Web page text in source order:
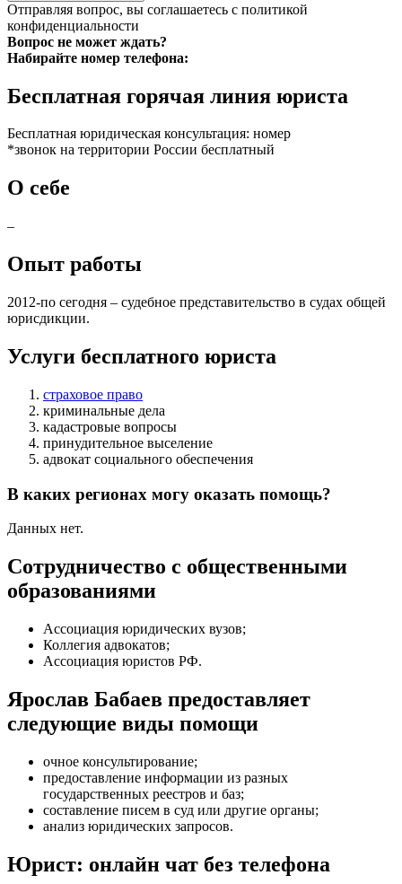
Отправляя вопрос, вы соглашаетесь с политикой
конфиденциальности
Вопрос не может ждать?
Набирайте номер телефона:
Бесплатная горячая линия юриста
Бесплатная юридическая консультация: номер
*звонок на территории России бесплатный
О себе
–
Опыт работы
2012-по сегодня – судебное представительство в судах общей
юрисдикции.
Услуги бесплатного юриста
страховое право
криминальные дела
кадастровые вопросы
принудительное выселение
адвокат социального обеспечения
В каких регионах могу оказать помощь?
Данных нет.
Сотрудничество с общественными
образованиями
Ассоциация юридических вузов;
Коллегия адвокатов;
Ассоциация юристов РФ.
Ярослав Бабаев предоставляет
следующие виды помощи
очное консультирование;
предоставление информации из разных
государственных реестров и баз;
составление писем в суд или другие органы;
анализ юридических запросов.
Юрист: онлайн чат без телефона